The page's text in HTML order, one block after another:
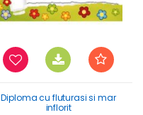
Diploma cu fluturasi si mar
inflorit